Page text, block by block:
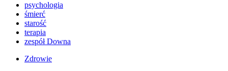
psychologia
śmierć
starość
terapia
zespół Downa
Zdrowie